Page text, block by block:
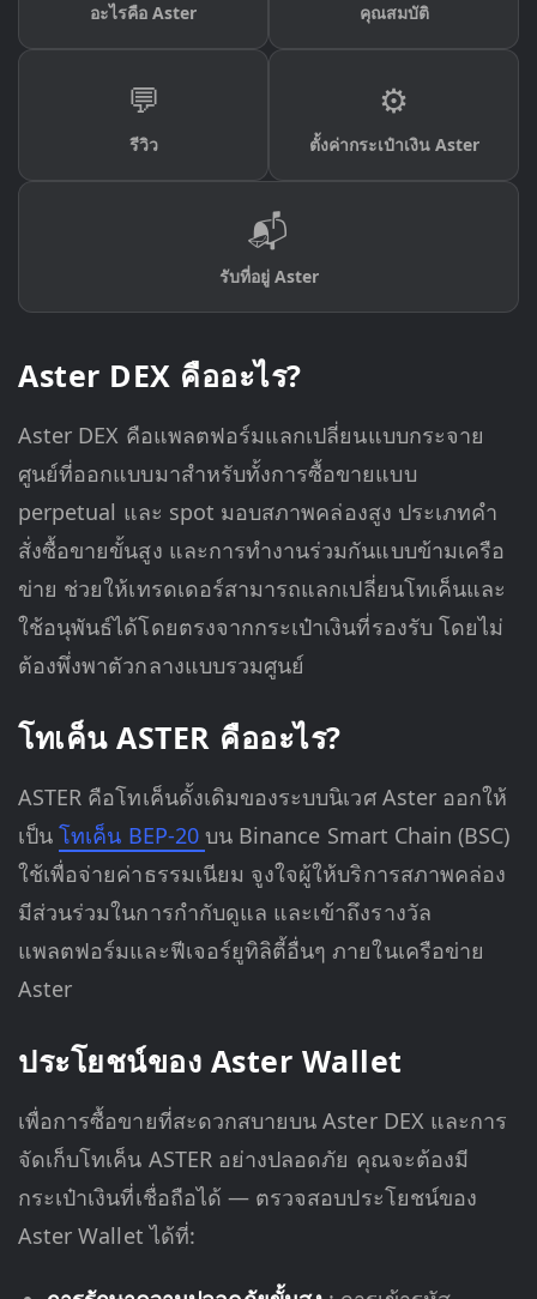
อะไรคือ Aster คุณสมบัติ
💬
รีวิว
⚙️
ตั้งค่ากระเป๋าเงิน Aster
📬
รับที่อยู่ Aster
Aster DEX คืออะไร?
Aster DEX คือแพลตฟอร์มแลกเปลี่ยนแบบกระจาย
ศูนย์ที่ออกแบบมาสำหรับทั้งการซื้อขายแบบ
perpetual และ spot มอบสภาพคล่องสูง ประเภทคำ
สั่งซื้อขายขั้นสูง และการทำงานร่วมกันแบบข้ามเครือ
ข่าย ช่วยให้เทรดเดอร์สามารถแลกเปลี่ยนโทเค็นและ
ใช้อนุพันธ์ได้โดยตรงจากกระเป๋าเงินที่รองรับ โดยไม่
ต้องพึ่งพาตัวกลางแบบรวมศูนย์
โทเค็น ASTER คืออะไร?
ASTER คือโทเค็นดั้งเดิมของระบบนิเวศ Aster ออกให้
เป็นโทเค็น BEP-20 บน Binance Smart Chain (BSC)
ใช้เพื่อจ่ายค่าธรรมเนียม จูงใจผู้ให้บริการสภาพคล่อง
มีส่วนร่วมในการกำกับดูแล และเข้าถึงรางวัล
แพลตฟอร์มและฟีเจอร์ยูทิลิตี้อื่นๆ ภายในเครือข่าย
Aster
ประโยชน์ของ Aster Wallet
เพื่อการซื้อขายที่สะดวกสบายบน Aster DEX และการ
จัดเก็บโทเค็น ASTER อย่างปลอดภัย คุณจะต้องมี
กระเป๋าเงินที่เชื่อถือได้ — ตรวจสอบประโยชน์ของ
Aster Wallet ได้ที่: